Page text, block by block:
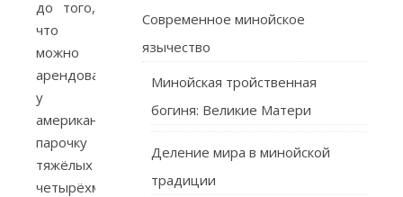
до того,
что
можно
арендовать
у
американцев
парочку
тяжёлых
четырёхмоторных
Современное минойское
язычество
Минойская тройственная
богиня: Великие Матери
Деление мира в минойской
традиции